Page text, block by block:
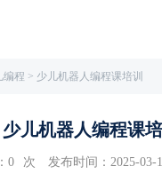
编程 > 少儿机器人编程课培训
少儿机器人编程课培
0 次 发布时间：2025-03-